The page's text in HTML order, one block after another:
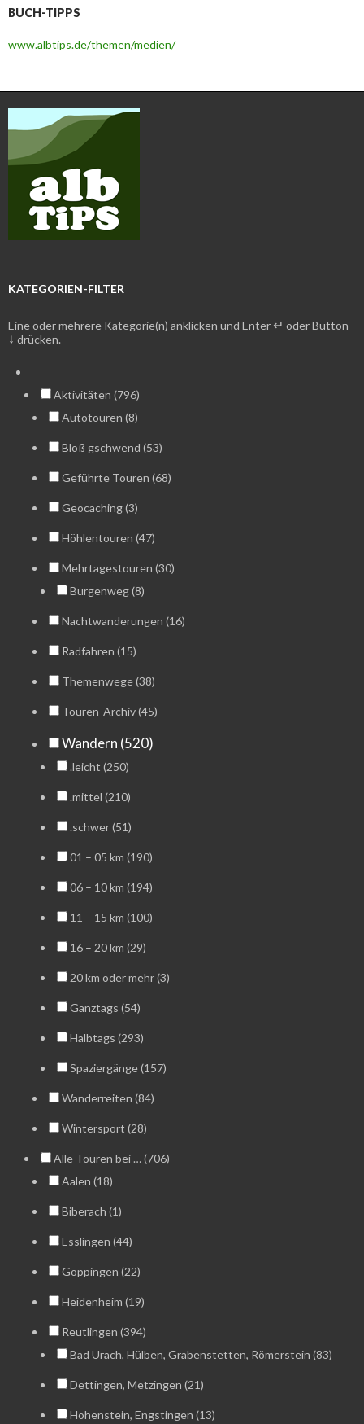
BUCH-TIPPS
www.albtips.de/themen/medien/
KATEGORIEN-FILTER
Eine oder mehrere Kategorie(n) anklicken und Enter ↵ oder Button
↓ drücken.
Aktivitäten (796)
Autotouren (8)
Bloß gschwend (53)
Geführte Touren (68)
Geocaching (3)
Höhlentouren (47)
Mehrtagestouren (30)
Burgenweg (8)
Nachtwanderungen (16)
Radfahren (15)
Themenwege (38)
Touren-Archiv (45)
Wandern (520)
.leicht (250)
.mittel (210)
.schwer (51)
01 – 05 km (190)
06 – 10 km (194)
11 – 15 km (100)
16 – 20 km (29)
20 km oder mehr (3)
Ganztags (54)
Halbtags (293)
Spaziergänge (157)
Wanderreiten (84)
Wintersport (28)
Alle Touren bei … (706)
Aalen (18)
Biberach (1)
Esslingen (44)
Göppingen (22)
Heidenheim (19)
Reutlingen (394)
Bad Urach, Hülben, Grabenstetten, Römerstein (83)
Dettingen, Metzingen (21)
Hohenstein, Engstingen (13)